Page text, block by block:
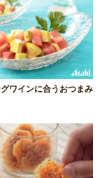
ワインに合うおつまみ